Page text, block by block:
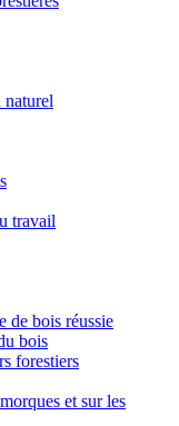
naturel
travail
de bois réussie
bois
forestiers
et sur les